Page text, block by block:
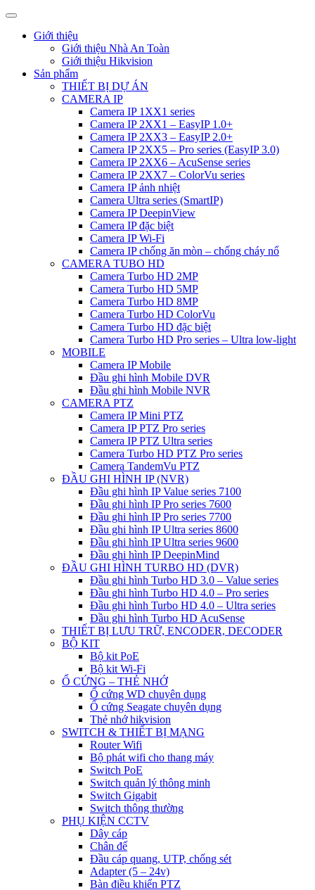
Giới thiệu
Giới thiệu Nhà An Toàn
Giới thiệu Hikvision
Sản phẩm
THIẾT BỊ DỰ ÁN
CAMERA IP
Camera IP 1XX1 series
Camera IP 2XX1 – EasyIP 1.0+
Camera IP 2XX3 – EasyIP 2.0+
Camera IP 2XX5 – Pro series (EasyIP 3.0)
Camera IP 2XX6 – AcuSense series
Camera IP 2XX7 – ColorVu series
Camera IP ảnh nhiệt
Camera Ultra series (SmartIP)
Camera IP DeepinView
Camera IP đặc biệt
Camera IP Wi-Fi
Camera IP chống ăn mòn – chống cháy nổ
CAMERA TUBO HD
Camera Turbo HD 2MP
Camera Turbo HD 5MP
Camera Turbo HD 8MP
Camera Turbo HD ColorVu
Camera Turbo HD đặc biệt
Camera Turbo HD Pro series – Ultra low-light
MOBILE
Camera IP Mobile
Đầu ghi hình Mobile DVR
Đầu ghi hình Mobile NVR
CAMERA PTZ
Camera IP Mini PTZ
Camera IP PTZ Pro series
Camera IP PTZ Ultra series
Camera Turbo HD PTZ Pro series
Camera TandemVu PTZ
ĐẦU GHI HÌNH IP (NVR)
Đầu ghi hình IP Value series 7100
Đầu ghi hình IP Pro series 7600
Đầu ghi hình IP Pro series 7700
Đầu ghi hình IP Ultra series 8600
Đầu ghi hình IP Ultra series 9600
Đầu ghi hình IP DeepinMind
ĐẦU GHI HÌNH TURBO HD (DVR)
Đầu ghi hình Turbo HD 3.0 – Value series
Đầu ghi hình Turbo HD 4.0 – Pro series
Đầu ghi hình Turbo HD 4.0 – Ultra series
Đầu ghi hình Turbo HD AcuSense
THIẾT BỊ LƯU TRỮ, ENCODER, DECODER
BỘ KIT
Bộ kit PoE
Bộ kit Wi-Fi
Ổ CỨNG – THẺ NHỚ
Ổ cứng WD chuyên dụng
Ổ cứng Seagate chuyên dụng
Thẻ nhớ hikvision
SWITCH & THIẾT BỊ MẠNG
Router Wifi
Bộ phát wifi cho thang máy
Switch PoE
Switch quản lý thông minh
Switch Gigabit
Switch thông thường
PHỤ KIỆN CCTV
Dây cáp
Chân đế
Đầu cáp quang, UTP, chống sét
Adapter (5 – 24v)
Bàn điều khiển PTZ